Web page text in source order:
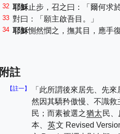
32 耶穌止步，召之曰：「爾何求於
33 對曰：「願主啟吾目。」
34 耶穌惻然憫之，撫其目，應手
附註
【註一】 「此所謂後來居先、先
然因其驕矜傲慢、不識
民；而素被選之猶太 民
本、 英文 Revised